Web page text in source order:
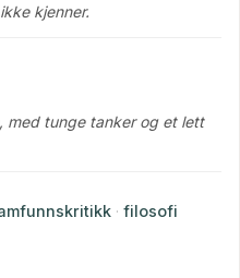
kjenner.
med tunge tanker og et lett
· filosofi